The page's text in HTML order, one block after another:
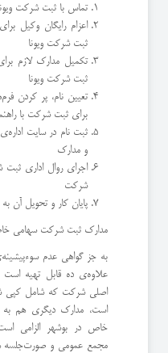
تماس با ثبت شرکت
اعزام رایگان وکیل
ثبت شرکت ویونا
تکمیل مدارک لازم
ثبت شرکت ویونا
تعیین نام، پر کردن
برای ثبت شرکت با
ثبت نام در سایت
و مدارک
اجرای روال اداری
شرکت
پایان کار و تحویل آن
مدارک ثبت شرکت سهامی
به جز گواهی عدم
علاوه‌ی ده قابل تهیه
اصلی شرکت که شامل کپی
است، مدارک دیگری هم
خاص در بوشهر الزامی است.
مجمع عمومی و صورت‌جلسه‌